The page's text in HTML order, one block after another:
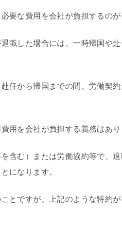
要な費用を会社が負担するのが
職した場合には、一時帰国や赴
任から帰国までの間、労働契約
用を会社が負担する義務はあり
含む）または労働協約等で、
になります。
とですが、上記のような特約が